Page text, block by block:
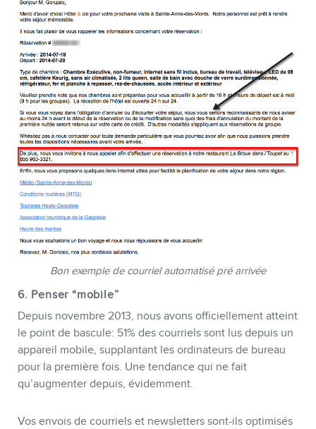
Bon exemple de courriel automatisé pré arrivée
6. Penser “mobile”
Depuis novembre 2013, nous avons officiellement atteint
le point de bascule: 51% des courriels sont lus depuis un
appareil mobile, supplantant les ordinateurs de bureau
pour la première fois. Une tendance qui ne fait
qu’augmenter depuis, évidemment.
Vos envois de courriels et newsletters sont-ils optimisés